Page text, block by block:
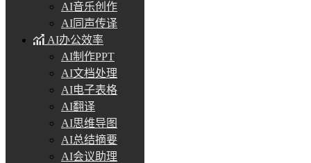
AI音乐创作
AI同声传译
AI办公效率
AI制作PPT
AI文档处理
AI电子表格
AI翻译
AI思维导图
AI总结摘要
AI会议助理